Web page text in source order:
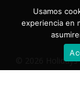
© 2026
Usamos
experiencia en